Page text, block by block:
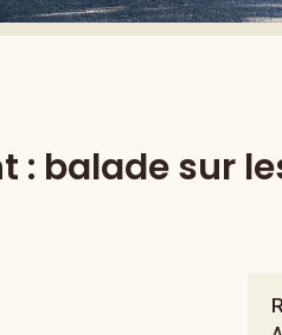
: balade sur